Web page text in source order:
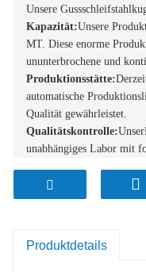
Unsere
Kapazität:Unsere
MT. Diese enorme
ununterbrochene und
Produktionsstätte:
automatische
Qualität gewährleistet.
Qualitätskontrolle:Unser
unabhängiges Labor mit
Produktionsprozesses
wird.
Produktdetails